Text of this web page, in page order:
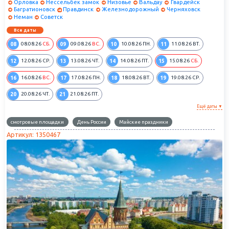
Орловка
Нессельбек замок Низовье Вальдау
Гвардейск
Багратионовск
Правдинск Железнодорожный
Черняховск
Неман
Советск
Все даты
08 08.08.26 СБ. 09 09.08.26 ВС. 10 10.08.26 ПН. 11 11.08.26 ВТ.
12 12.08.26 СР. 13 13.08.26 ЧТ. 14 14.08.26 ПТ. 15 15.08.26 СБ.
16 16.08.26 ВС. 17 17.08.26 ПН. 18 18.08.26 ВТ. 19 19.08.26 СР.
20 20.08.26 ЧТ. 21 21.08.26 ПТ.
Ещё даты ▼
смотровые площадки День России Майские праздники
Артикул: 1350467